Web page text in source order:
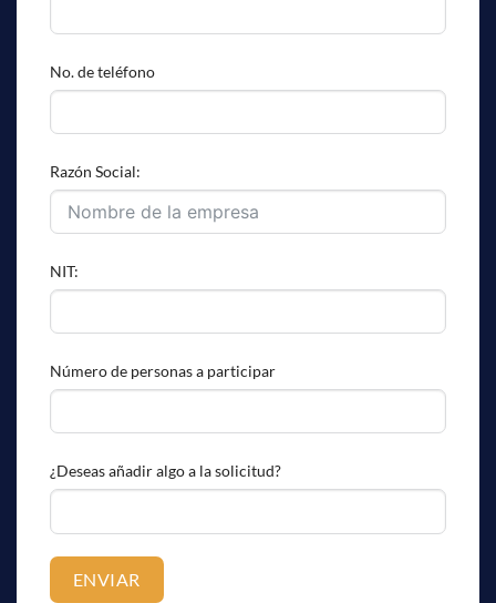
No. de teléfono
Razón Social:
NIT:
Número de personas a participar
¿Deseas añadir algo a la solicitud?
ENVIAR